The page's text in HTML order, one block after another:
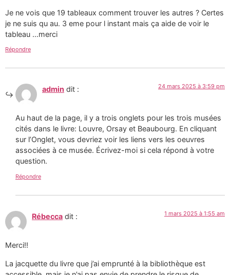
Je ne vois que 19 tableaux comment trouver les autres ? Certes
je ne suis qu au. 3 eme pour l instant mais ça aide de voir le
tableau …merci
Répondre
admin dit : 24 mars 2025 à 3:59 pm
Au haut de la page, il y a trois onglets pour les trois musées
cités dans le livre: Louvre, Orsay et Beaubourg. En cliquant
sur l’Onglet, vous devriez voir les liens vers les oeuvres
associées à ce musée. Écrivez-moi si cela répond à votre
question.
Répondre
Rébecca dit : 1 mars 2025 à 1:55 am
Merci!!
La jacquette du livre que j’ai emprunté à la bibliothèque est